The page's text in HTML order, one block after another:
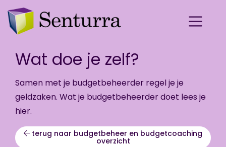
Wat doe je zelf?
Samen met je budgetbeheerder regel je je
geldzaken. Wat je budgetbeheerder doet lees je
hier.
terug naar budgetbeheer en budgetcoaching
overzicht